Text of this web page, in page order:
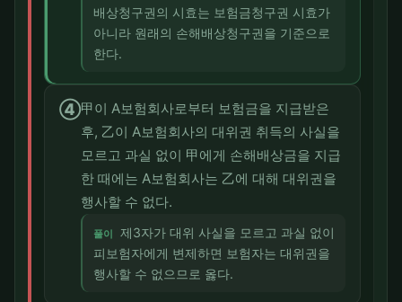
배상청구권의 시효는 보험금청구권 시효가
아니라 원래의 손해배상청구권을 기준으로
한다.
④甲이 A보험회사로부터 보험금을 지급받은
후, 乙이 A보험회사의 대위권 취득의 사실을
모르고 과실 없이 甲에게 손해배상금을 지급
한 때에는 A보험회사는 乙에 대해 대위권을
행사할 수 없다.
풀이
제3자가 대위 사실을 모르고 과실 없이
피보험자에게 변제하면 보험자는 대위권을
행사할 수 없으므로 옳다.